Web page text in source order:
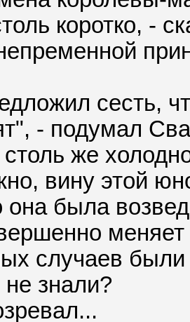
коротко, -
сесть,
- подумал
же
вину этой
она была
меняет
случаев
знали?